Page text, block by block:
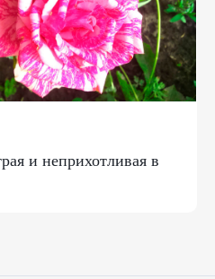
и неприхотливая в